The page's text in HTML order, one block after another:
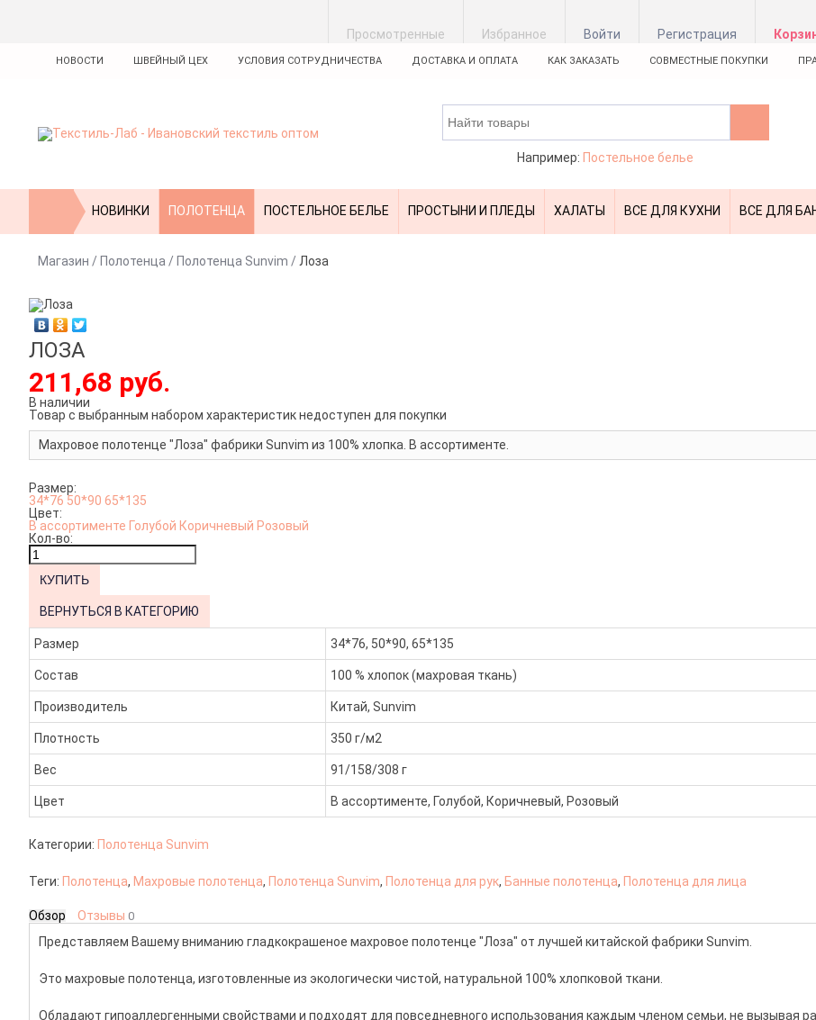
Просмотренные Избранное Войти Регистрация
НОВОСТИ ШВЕЙНЫЙ ЦЕХ УСЛОВИЯ СОТРУДНИЧЕСТВА ДОСТАВКА И ОПЛАТА КАК ЗАКАЗАТЬ СОВМЕСТНЫЕ ПОКУПКИ
Например: Постельное белье
НОВИНКИ ПОЛОТЕНЦА ПОСТЕЛЬНОЕ БЕЛЬЕ ПРОСТЫНИ И ПЛЕДЫ ХАЛАТЫ ВСЕ ДЛЯ КУХНИ ВСЕ ДЛЯ
Магазин / Полотенца / Полотенца Sunvim / Лоза
ЛОЗА
211,68 руб.
В наличии
Товар с выбранным набором характеристик недоступен для покупки
Махровое полотенце "Лоза" фабрики Sunvim из 100% хлопка. В ассортименте.
Размер:
34*76 50*90 65*135
Цвет:
В ассортименте Голубой Коричневый Розовый
Кол-во:
ВЕРНУТЬСЯ В КАТЕГОРИЮ
Размер 34*76, 50*90, 65*135
Состав 100 % хлопок (махровая ткань)
Производитель Китай, Sunvim
Плотность 350 г/м2
Вес 91/158/308 г
Цвет В ассортименте, Голубой, Коричневый, Розовый
Категории: Полотенца Sunvim
Теги: Полотенца, Махровые полотенца, Полотенца Sunvim, Полотенца для рук, Банные полотенца, Полотенца для лица
Обзор Отзывы 0
Представляем Вашему вниманию гладкокрашеное махровое полотенце "Лоза" от лучшей китайской фабрики Sunvim.
Это махровые полотенца, изготовленные из экологически чистой, натуральной 100% хлопковой ткани.
Обладают гипоаллергенными свойствами и подходят для повседневного использования каждым членом семьи, не вызывая